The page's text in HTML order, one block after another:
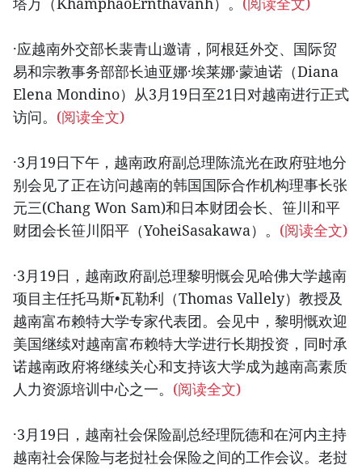
·应越南外交部长裴青山邀请，阿根廷外交、国际贸
易和宗教事务部部长迪亚娜·埃莱娜·蒙迪诺（Diana
Elena Mondino）从3月19日至21日对越南进行正式
访问。 (阅读全文)
·3月19日下午，越南政府副总理陈流光在政府驻地分
别会见了正在访问越南的韩国国际合作机构理事长张
元三(Chang Won Sam)和日本财团会长、笹川和平
财团会长笹川阳平（YoheiSasakawa）。 (阅读全文)
·3月19日，越南政府副总理黎明慨会见哈佛大学越南
项目主任托马斯•瓦勒利（Thomas Vallely）教授及
越南富布赖特大学专家代表团。会见中，黎明慨欢迎
美国继续对越南富布赖特大学进行长期投资，同时承
诺越南政府将继续关心和支持该大学成为越南高素质
人力资源培训中心之一。 (阅读全文)
·3月19日，越南社会保险副总经理阮德和在河内主持
越南社会保险与老挝社会保险之间的工作会议。老挝